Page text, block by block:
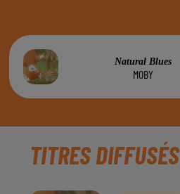
Natural Blues
MOBY
TITRES DIFFUSÉS